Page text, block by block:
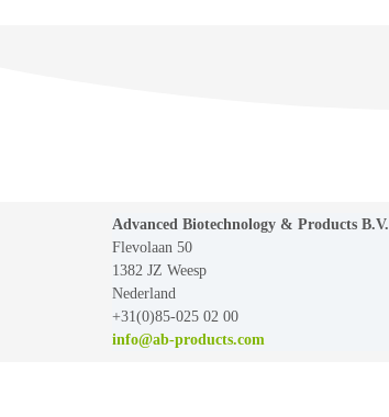
Advanced Biotechnology & Products B.V.
Flevolaan 50
1382 JZ Weesp
Nederland
+31(0)85-025 02 00
info@ab-products.com